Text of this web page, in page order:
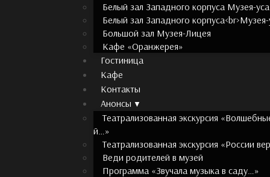
Белый зал Западного корпуса Музея-
Белый зал Западного
Большой зал Музея-Лицея
Кафе «Оранжерея»
Гостиница
Кафе
Контакты
Анонсы
Театрализованная экскурсия
й…»
Театрализованная экскурсия «России
Веди родителей в музей
Программа «Звучала музыка в саду…»